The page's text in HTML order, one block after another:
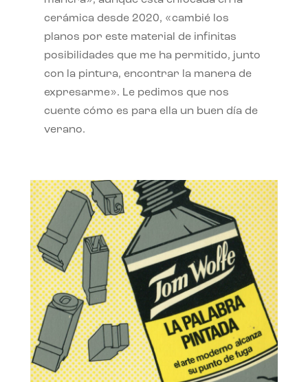
cerámica desde 2020, «cambié los
planos por este material de infinitas
posibilidades que me ha permitido, junto
con la pintura, encontrar la manera de
expresarme». Le pedimos que nos
cuente cómo es para ella un buen día de
verano.